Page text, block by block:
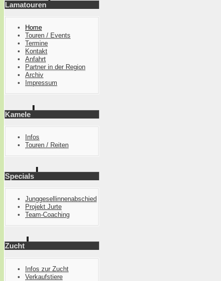
Lamatouren
Home
Touren / Events
Termine
Kontakt
Anfahrt
Partner in der Region
Archiv
Impressum
Kamele
Infos
Touren / Reiten
Specials
Junggesellinnenabschied
Projekt Jurte
Team-Coaching
Zucht
Infos zur Zucht
Verkaufstiere